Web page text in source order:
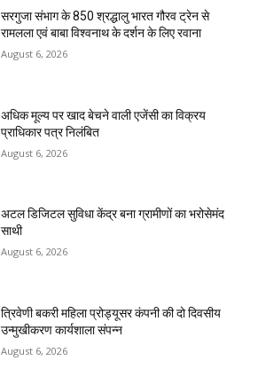
सरगुजा संभाग के 850 श्रद्धालु भारत गौरव ट्रेन से
रामलला एवं बाबा विश्वनाथ के दर्शन के लिए रवाना
August 6, 2026
अधिक मूल्य पर खाद बेचने वाली एजेंसी का विक्रय
प्राधिकार पत्र निलंबित
August 6, 2026
अटल डिजिटल सुविधा केंद्र बना ग्रामीणों का भरोसेमंद
साथी
August 6, 2026
त्रिवेणी बकरी महिला प्रोड्यूसर कंपनी की दो दिवसीय
उन्मुखीकरण कार्यशाला संपन्न
August 6, 2026